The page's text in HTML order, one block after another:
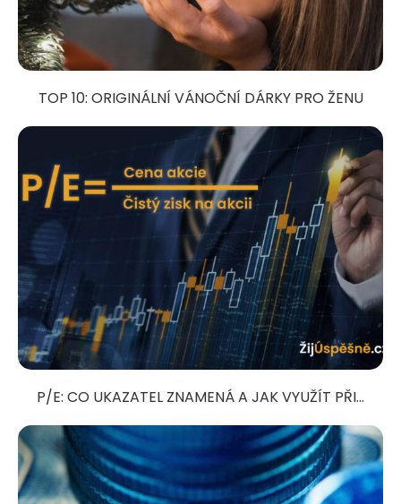
TOP 10: ORIGINÁLNÍ VÁNOČNÍ DÁRKY PRO ŽENU
P/E: CO UKAZATEL ZNAMENÁ A JAK VYUŽÍT PŘI...